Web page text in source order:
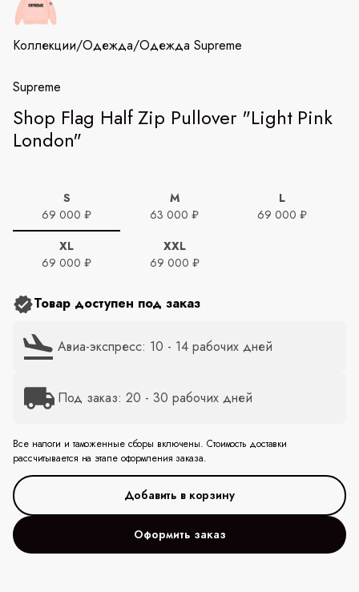
Коллекции/Одежда/Одежда Supreme
Supreme
Shop Flag Half Zip Pullover "Light Pink
London"
S
69 000 ₽
M
63 000 ₽
L
69 000 ₽
XL
69 000 ₽
XXL
69 000 ₽
Товар доступен под заказ
Авиа-экспресс: 10 - 14 рабочих дней
Под заказ: 20 - 30 рабочих дней
Все налоги и таможенные сборы включены. Стоимость доставки
рассчитывается на этапе оформления заказа.
Оформить заказ